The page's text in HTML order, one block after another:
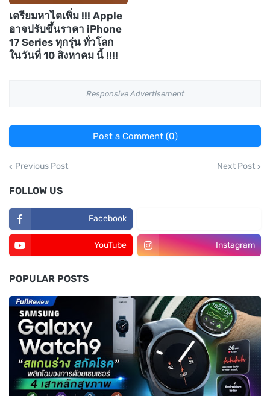
เตรียมหาไตเพิ่ม !!! Apple
อาจปรับขึ้นราคา iPhone
17 Series ทุกรุ่น ทั่วโลก
ในวันที่ 10 สิงหาคม นี้ !!!!
Responsive Advertisement
Post a Comment (0)
Previous Post Next Post
FOLLOW US
Facebook
YouTube Instagram
POPULAR POSTS